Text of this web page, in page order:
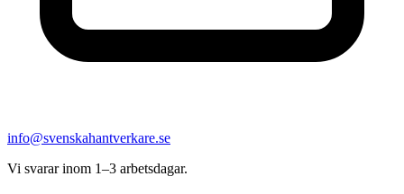
info@svenskahantverkare.se
Vi svarar inom 1–3 arbetsdagar.